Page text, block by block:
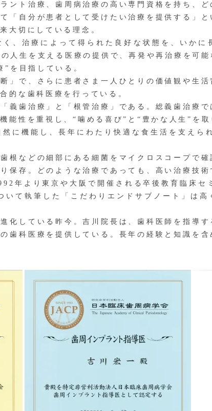
ント治療、歯周病治療の高い専門資格を持ち、ど
「自分が患者として受けたい治療を提供する」
大切にしている理念。
、治療によって得られた良好な状態を、いかに
人生を支える医療の提供で、再発や再治療を可
を目指している。
」で、さらに患者さま一人ひとりの価値観や生活
的な歯科医療を行っている。
義歯治療」と「根管治療」である。総義歯治療で
能性を重視し、“噛める喜び”と“豊かな人生”を
に機能し、長年にわたり快適な食生活を支えら
根などの細部にある細菌をマイクロスコープで確
保存。どのような治療であっても、高い治療技
年より東京や大阪で開催される卒後教育臨床セ
て執筆した「こだわりエンドサブノート」は高
化している昨今。吉川院長は、歯科医師を指導す
歯科医療を提供している。長年の経験と知識を